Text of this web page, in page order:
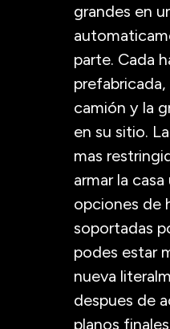
grandes en
parte. Cada
camión y la
en su sitio.
mas
armar la
opciones de
soportadas
podes estar
nueva
despues de
planos